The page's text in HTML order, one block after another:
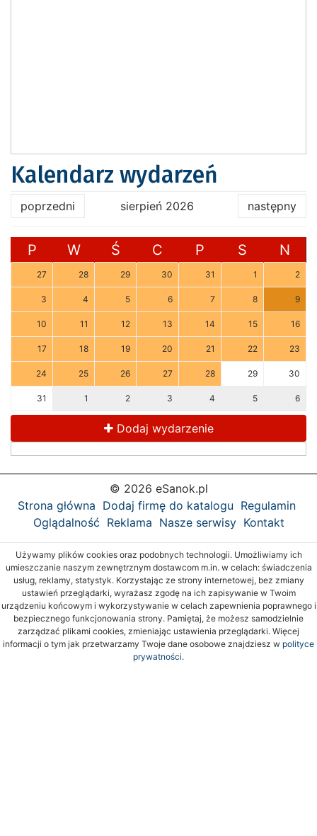
Kalendarz wydarzeń
poprzedni sierpień 2026 następny
P W Ś C P S N
27 28 29 30 31 1 2
3 4 5 6 7 8 9
10 11 12 13 14 15 16
17 18 19 20 21 22 23
24 25 26 27 28 29 30
31 1 2 3 4 5 6
Dodaj wydarzenie
© 2026 eSanok.pl
Strona główna Dodaj firmę do katalogu Regulamin
Oglądalność Reklama Nasze serwisy Kontakt
Używamy plików cookies oraz podobnych technologii. Umożliwiamy ich
umieszczanie naszym zewnętrznym dostawcom m.in. w celach: świadczenia
usług, reklamy, statystyk. Korzystając ze strony internetowej, bez zmiany
ustawień przeglądarki, wyrażasz zgodę na ich zapisywanie w Twoim
urządzeniu końcowym i wykorzystywanie w celach zapewnienia poprawnego i
bezpiecznego funkcjonowania strony. Pamiętaj, że możesz samodzielnie
zarządzać plikami cookies, zmieniając ustawienia przeglądarki. Więcej
informacji o tym jak przetwarzamy Twoje dane osobowe znajdziesz w polityce
prywatności.